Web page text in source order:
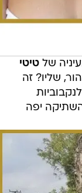
שלטיטי
שליו? זה
יפה